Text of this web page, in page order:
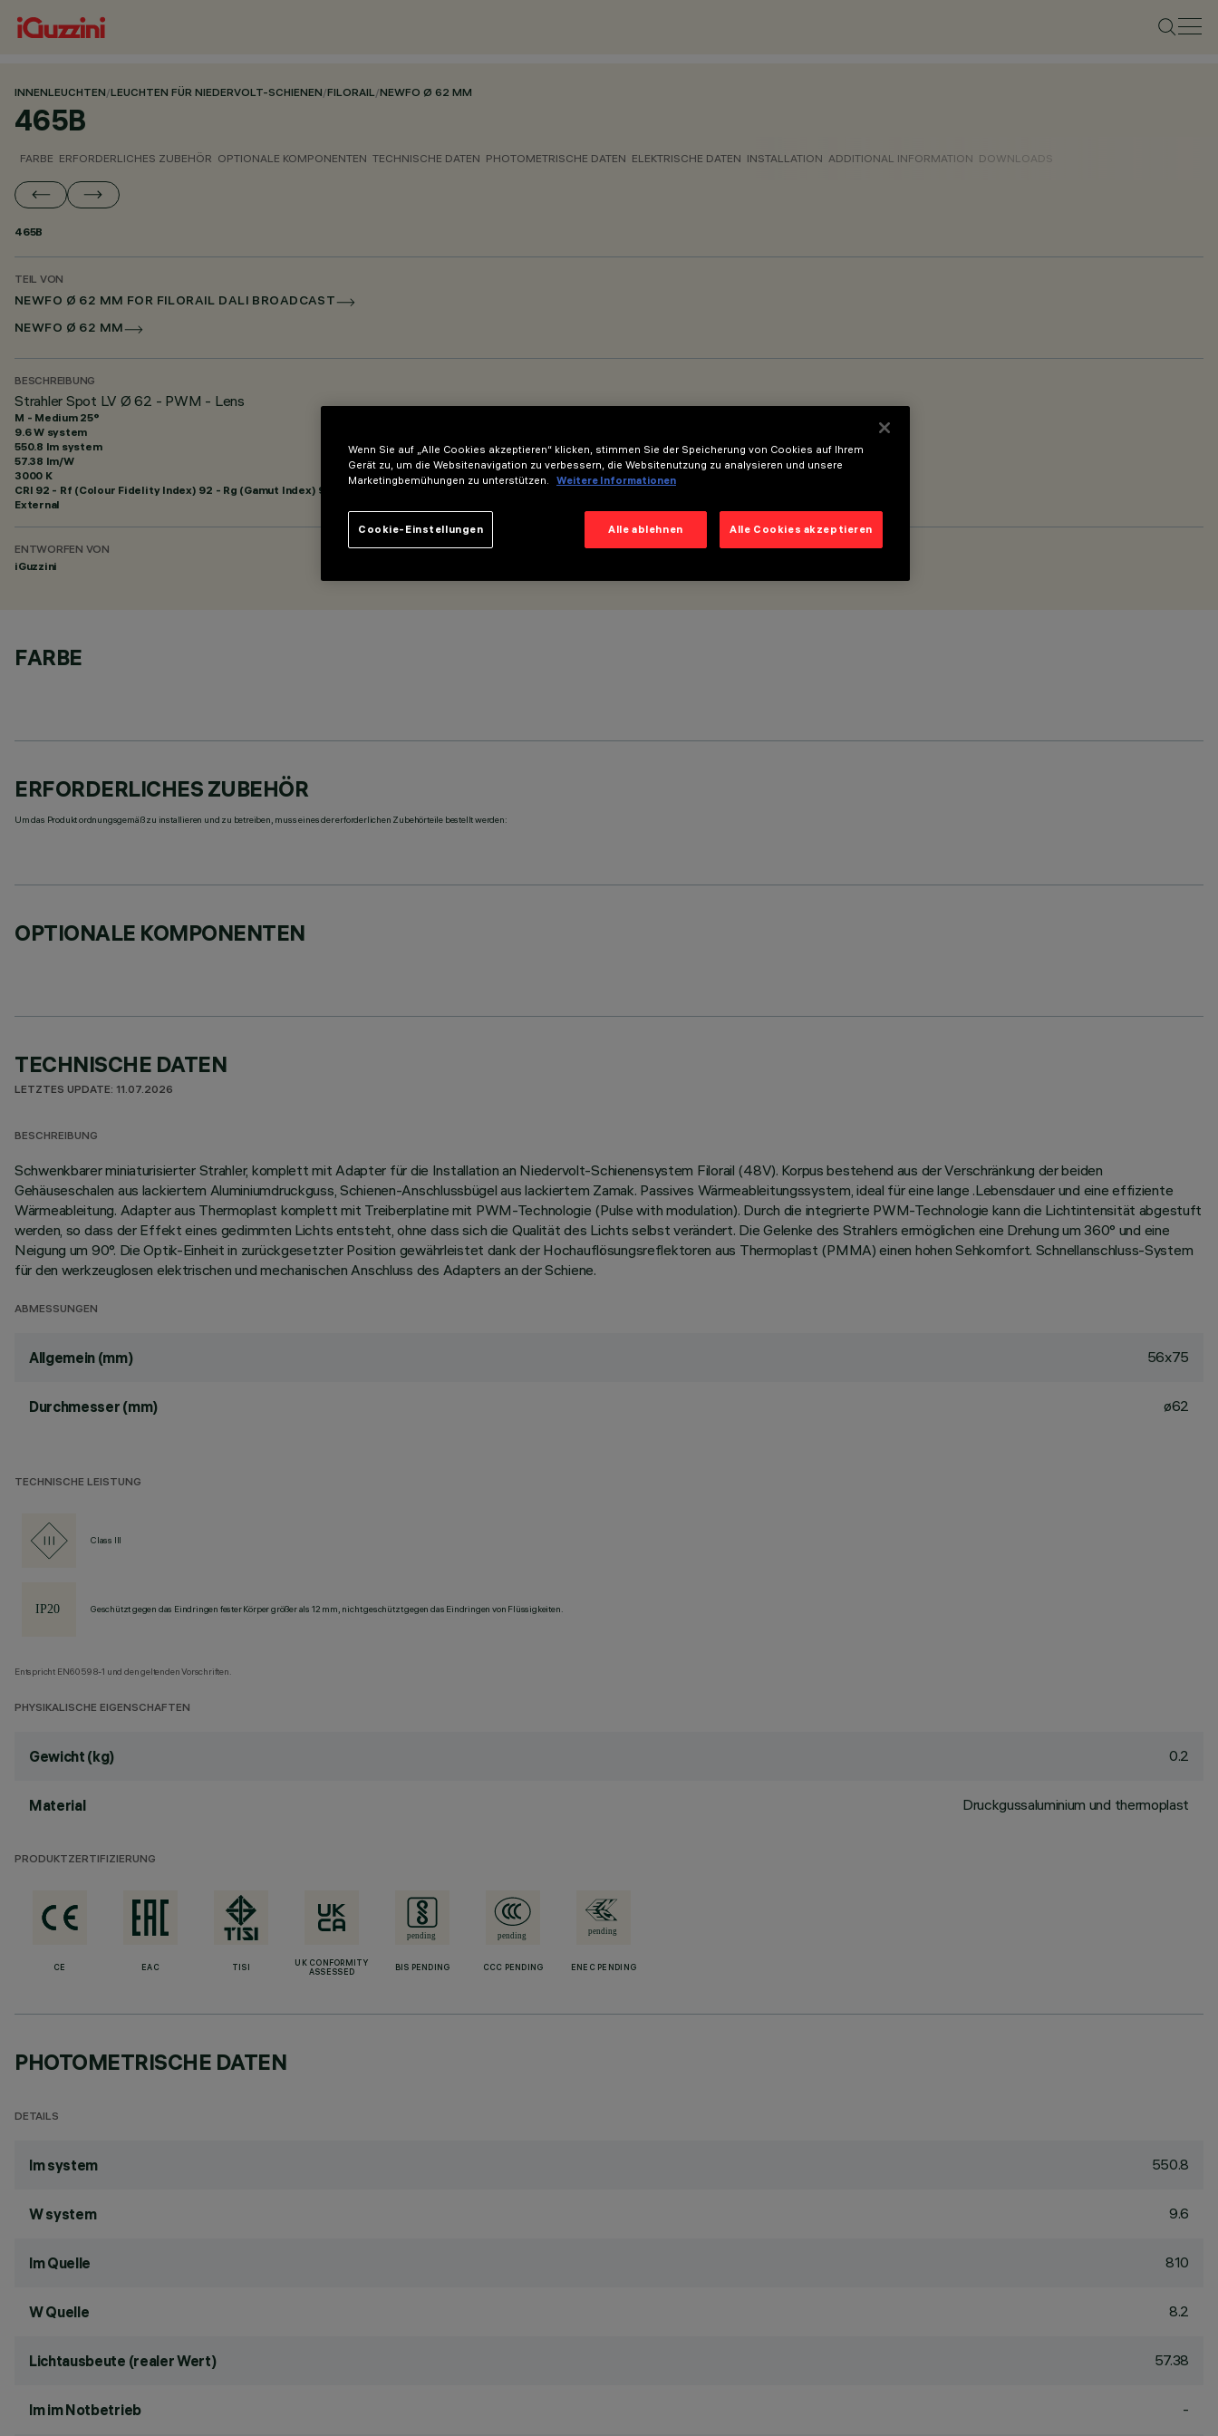
INNENLEUCHTEN/LEUCHTEN FÜR NIEDERVOLT-SCHIENEN/FILORAIL/NEWFO Ø 62 MM
465B
FARBE ERFORDERLICHES ZUBEHÖR OPTIONALE KOMPONENTEN TECHNISCHE DATEN PHOTOMETRISCHE DATEN ELEKTRISCHE DATEN INSTALLATION ADDITIONAL INFORMATION DOWNLOADS
465B
TEIL VON
NEWFO Ø 62 MM FOR FILORAIL DALI BROADCAST
NEWFO Ø 62 MM
BESCHREIBUNG
Strahler Spot LV Ø 62 - PWM - Lens
M - Medium 25°
9.6 W system
550.8 lm system
57.38 lm/W
3000 K
CRI 92 - Rf (Colour Fidelity Index) 92 - Rg (Gamut Index) 99
External
ENTWORFEN VON
iGuzzini
FARBE
ERFORDERLICHES ZUBEHÖR
Um das Produkt ordnungsgemäß zu installieren und zu betreiben, muss eines der erforderlichen Zubehörteile bestellt werden:
OPTIONALE KOMPONENTEN
TECHNISCHE DATEN
LETZTES UPDATE: 11.07.2026
BESCHREIBUNG
Schwenkbarer miniaturisierter Strahler, komplett mit Adapter für die Installation an Niedervolt-Schienensystem Filorail (48V). Korpus bestehend aus der Verschränkung der beiden
Gehäuseschalen aus lackiertem Aluminiumdruckguss, Schienen-Anschlussbügel aus lackiertem Zamak. Passives Wärmeableitungssystem, ideal für eine lange .Lebensdauer und eine effiziente
Wärmeableitung. Adapter aus Thermoplast komplett mit Treiberplatine mit PWM-Technologie (Pulse with modulation). Durch die integrierte PWM-Technologie kann die Lichtintensität abgestuft
werden, so dass der Effekt eines gedimmten Lichts entsteht, ohne dass sich die Qualität des Lichts selbst verändert. Die Gelenke des Strahlers ermöglichen eine Drehung um 360° und eine
Neigung um 90°. Die Optik-Einheit in zurückgesetzter Position gewährleistet dank der Hochauflösungsreflektoren aus Thermoplast (PMMA) einen hohen Sehkomfort. Schnellanschluss-System
für den werkzeuglosen elektrischen und mechanischen Anschluss des Adapters an der Schiene.
ABMESSUNGEN
Allgemein (mm) 56x75
Durchmesser (mm) ø62
TECHNISCHE LEISTUNG
Class III
Geschützt gegen das Eindringen fester Körper größer als 12 mm, nicht geschützt gegen das Eindringen von Flüssigkeiten.
Entspricht EN60598-1 und den geltenden Vorschriften.
PHYSIKALISCHE EIGENSCHAFTEN
Gewicht (kg) 0.2
Material Druckgussaluminium und thermoplast
PRODUKTZERTIFIZIERUNG
CE EAC TISI
UK CONFORMITY
ASSESSED
BIS PENDING CCC PENDING ENEC PENDING
PHOTOMETRISCHE DATEN
DETAILS
lm system 550.8
W system 9.6
lm Quelle 810
W Quelle 8.2
Lichtausbeute (realer Wert) 57.38
lm im Notbetrieb -
Wenn Sie auf „Alle Cookies akzeptieren“ klicken, stimmen Sie der Speicherung von Cookies auf Ihrem
Gerät zu, um die Websitenavigation zu verbessern, die Websitenutzung zu analysieren und unsere
Marketingbemühungen zu unterstützen.
Weitere Informationen
Alle ablehnen Alle Cookies akzeptieren
Cookie-Einstellungen